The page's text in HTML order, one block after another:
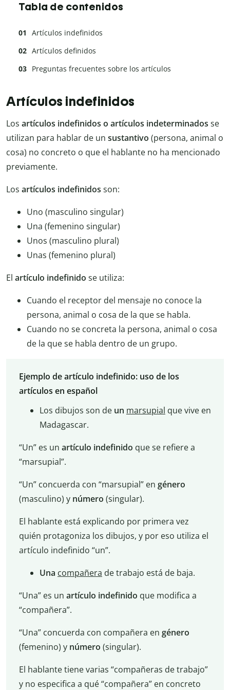
Tabla de contenidos
Artículos indefinidos
Artículos definidos
Preguntas frecuentes sobre los artículos
Artículos indefinidos
Los artículos indefinidos o artículos indeterminados se
utilizan para hablar de un sustantivo (persona, animal o
cosa) no concreto o que el hablante no ha mencionado
previamente.
Los artículos indefinidos son:
Uno (masculino singular)
Una (femenino singular)
Unos (masculino plural)
Unas (femenino plural)
El artículo indefinido se utiliza:
Cuando el receptor del mensaje no conoce la
persona, animal o cosa de la que se habla.
Cuando no se concreta la persona, animal o cosa
de la que se habla dentro de un grupo.
Ejemplo de artículo indefinido: uso de los
artículos en español
Los dibujos son de un marsupial que vive en
Madagascar.
“Un” es un artículo indefinido que se refiere a
“marsupial”.
“Un” concuerda con “marsupial” en género
(masculino) y número (singular).
El hablante está explicando por primera vez
quién protagoniza los dibujos, y por eso utiliza el
artículo indefinido “un”.
Una compañera de trabajo está de baja.
“Una” es un artículo indefinido que modifica a
“compañera”.
“Una” concuerda con compañera en género
(femenino) y número (singular).
El hablante tiene varias “compañeras de trabajo”
y no especifica a qué “compañera” en concreto